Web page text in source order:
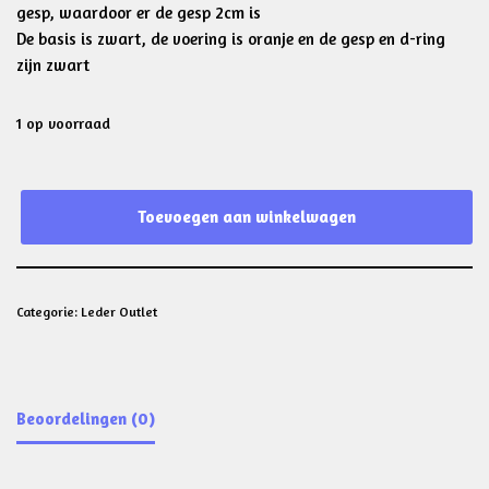
gesp, waardoor er de gesp 2cm is
De basis is zwart, de voering is oranje en de gesp en d-ring
zijn zwart
1 op voorraad
Toevoegen aan winkelwagen
Categorie: Leder Outlet
Beoordelingen (0)